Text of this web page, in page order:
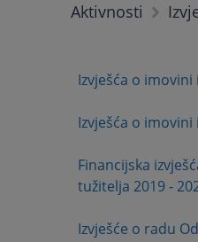
Aktivnosti
Izvješća o
Izvješća o
Financijska
tužitelja 2019 -
Izvješće o radu